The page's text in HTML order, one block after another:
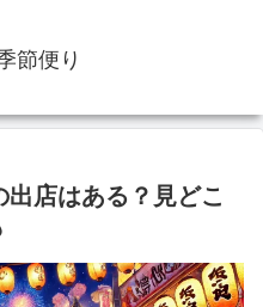
節便り
店はある？見どこ